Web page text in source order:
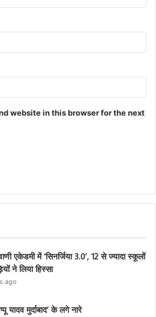
website in this browser for the next
एकेडमी में ‘सिनर्जिया 3.0’, 12 से ज्यादा स्कूलों
ने लिया हिस्सा
ago
यादव मुर्दाबाद’ के लगे नारे